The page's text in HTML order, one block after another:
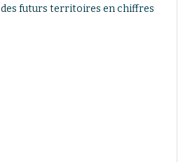
des futurs territoires en chiffres